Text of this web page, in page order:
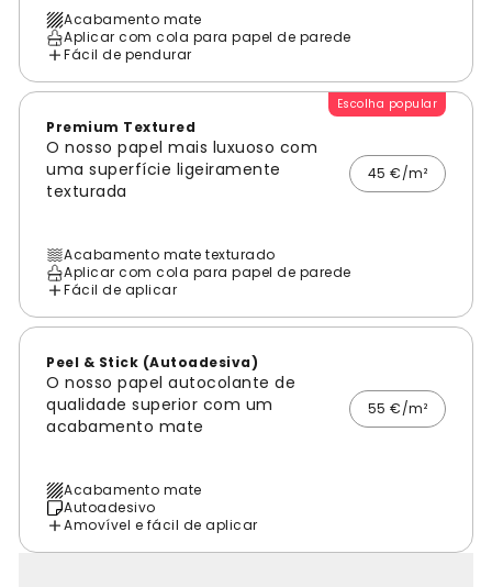
Acabamento mate
Aplicar com cola para papel de parede
Fácil de pendurar
Escolha popular
Premium Textured
O nosso papel mais luxuoso com
uma superfície ligeiramente
texturada
45 €/m²
Acabamento mate texturado
Aplicar com cola para papel de parede
Fácil de aplicar
Peel & Stick (Autoadesiva)
O nosso papel autocolante de
qualidade superior com um
acabamento mate
55 €/m²
Acabamento mate
Autoadesivo
Amovível e fácil de aplicar